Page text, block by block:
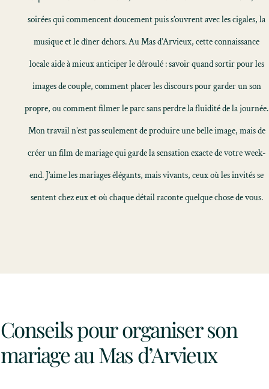
soirées qui commencent doucement puis s’ouvrent avec les cigales, la
musique et le dîner dehors. Au Mas d’Arvieux, cette connaissance
locale aide à mieux anticiper le déroulé : savoir quand sortir pour les
images de couple, comment placer les discours pour garder un son
propre, ou comment filmer le parc sans perdre la fluidité de la journée.
Mon travail n’est pas seulement de produire une belle image, mais de
créer unfilm de mariagequi garde la sensation exacte de votre week-
end. J’aime les mariages élégants, mais vivants, ceux où les invités se
sentent chez eux et où chaque détail raconte quelque chose de vous.
Conseils pour organiser son
mariage au Mas d’Arvieux